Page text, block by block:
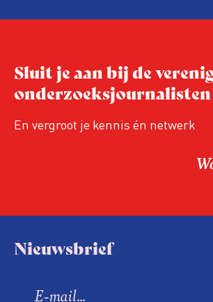
Sluit je aan bij de
onderzoeksjournalisten
En vergroot je kennis én netwerk
Nieuwsbrief